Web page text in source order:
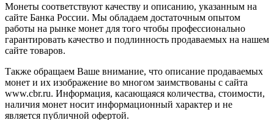
Монеты соответствуют качеству и описанию, указанным на
сайте Банка России. Мы обладаем достаточным опытом
работы на рынке монет для того чтобы профессионально
гарантировать качество и подлинность продаваемых на нашем
сайте товаров.
Также обращаем Ваше внимание, что описание продаваемых
монет и их изображение во многом заимствованы с сайта
www.cbr.ru. Информация, касающаяся количества, стоимости,
наличия монет носит информационный характер и не
является публичной офертой.